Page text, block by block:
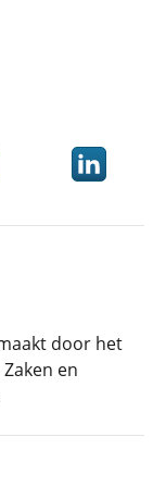
item opDeel dit
door het
en